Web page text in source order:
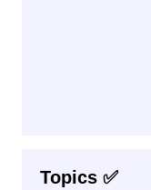
Topics ✅